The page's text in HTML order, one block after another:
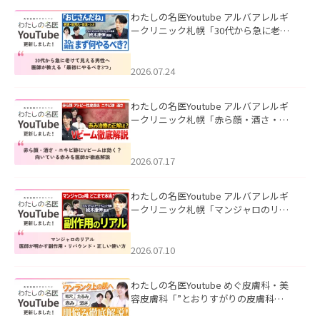
わたしの名医Youtube アルバアレルギ
ークリニック札幌「30代から急に老け
た。
2026.07.24
わたしの名医Youtube アルバアレルギ
ークリニック札幌「赤ら顔・酒さ・ニ
した。
2026.07.17
わたしの名医Youtube アルバアレルギ
ークリニック札幌「マンジャロのリア
た。
2026.07.10
わたしの名医Youtube めぐ皮膚科・美
容皮膚科「”とおりすがりの皮膚科